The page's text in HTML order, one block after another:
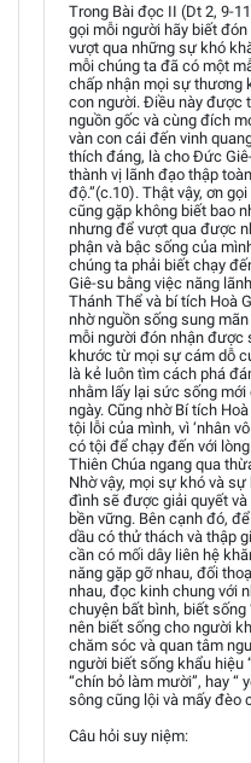
Trong Bài đọc II (Dt 2, 9-
gọi mỗi người hãy biết
vượt qua những sự khó
mỗi chúng ta đã có một
chấp nhận mọi sự thương
con người. Điều này được
nguồn gốc và cùng đích
vàn con cái đến vinh
thích đáng, là cho Đức
thành vị lãnh đạo thập
độ.”(c.10). Thật vậy, ơn
cũng gặp không biết bao
nhưng để vượt qua được
phận và bậc sống của
chúng ta phải biết chạy
Giê-su bằng việc năng
Thánh Thể và bí tích Hoà
nhờ nguồn sống sung
mỗi người đón nhận được
khước từ mọi sự cám dỗ
là kẻ luôn tìm cách phá
nhằm lấy lại sức sống
ngày. Cũng nhờ Bí tích
tội lỗi của mình, vì ‘nhân
có tội để chạy đến với
Thiên Chúa ngang qua
Nhờ vậy, mọi sự khó và
đình sẽ được giải quyết
bền vững. Bên cạnh đó,
dầu có thử thách và thập
cần có mối dây liên hệ
năng gặp gỡ nhau, đối
nhau, đọc kinh chung với
chuyện bất bình, biết sống
nên biết sống cho người
chăm sóc và quan tâm
người biết sống khẩu hiệu
“chín bỏ làm mười”, hay “
sông cũng lội và mấy đèo
Câu hỏi suy niệm: